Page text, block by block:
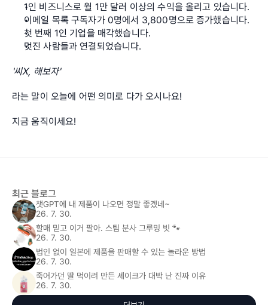
1인 비즈니스로 월 1만 달러 이상의 수익을 올리고 있습니다.
이메일 목록 구독자가 0명에서 3,800명으로 증가했습니다.
첫 번째 1인 기업을 매각했습니다.
멋진 사람들과 연결되었습니다.
'씨X, 해보자'
라는 말이 오늘에 어떤 의미로 다가 오시나요!
지금 움직이세요!
최근 블로그
챗GPT에 내 제품이 나오면 정말 좋겠네~
26. 7. 30.
할매 믿고 이거 팔아. 스팀 분사 그루밍 빗 🐾
26. 7. 30.
법인 없이 일본에 제품을 판매할 수 있는 놀라운 방법
26. 7. 30.
죽어가던 딸 먹이려 만든 셰이크가 대박 난 진짜 이유
26. 7. 30.